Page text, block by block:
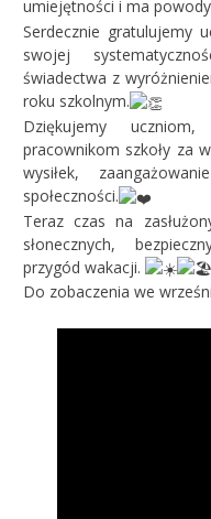
umiejętności i ma
Serdecznie gratulujemy
swojej
świadectwa z
roku szkolnym.
Dziękujemy
pracownikom szkoły za
wysiłek,
społeczności.
Teraz czas na
słonecznych,
przygód wakacji.
Do zobaczenia we